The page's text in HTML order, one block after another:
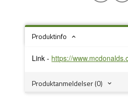
Produktinfo
Link - https://
Produktanmeldelser (0)